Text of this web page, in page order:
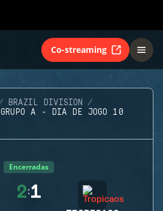
Co-streaming
BRAZIL DIVISION
GRUPO A - DIA DE JOGO 10
Encerradas
2:1